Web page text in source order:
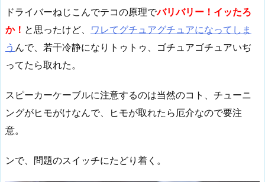
ドライバーねじこんでテコの原理でバリバリー！イッたろ
か！ と思ったけど、 ワレてグチュアグチュアになってしま
う んで、若干冷静になりトゥトゥ、ゴチュアゴチュアいぢ
ってたら取れた。
スピーカーケーブルに注意するのは当然のコト、チューニ
ングがヒモがけなんで、ヒモが取れたら厄介なので要注
意。
ンで、問題のスイッチにたどり着く。